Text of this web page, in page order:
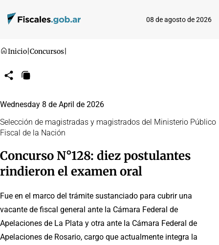
08 de agosto de 2026
Inicio Concursos
CompartirCopiar
Wednesday 8 de April de 2026
Selección de magistradas y magistrados del Ministerio Público
Fiscal de la Nación
Concurso N°128: diez postulantes
rindieron el examen oral
Fue en el marco del trámite sustanciado para cubrir una
vacante de fiscal general ante la Cámara Federal de
Apelaciones de La Plata y otra ante la Cámara Federal de
Apelaciones de Rosario, cargo que actualmente integra la